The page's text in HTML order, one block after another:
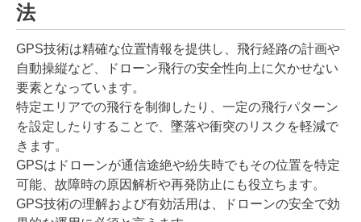
法
GPS技術は精確な位置情報を提供し、飛行経路の計画や
自動操縦など、ドローン飛行の安全性向上に欠かせない
要素となっています。
特定エリアでの飛行を制御したり、一定の飛行パターン
を設定したりすることで、墜落や衝突のリスクを軽減で
きます。
GPSはドローンが通信途絶や紛失時でもその位置を特定
可能、故障時の原因解析や再発防止にも役立ちます。
GPS技術の理解および有効活用は、ドローンの安全で効